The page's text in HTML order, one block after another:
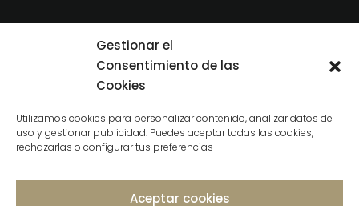
Gestionar el
Consentimiento de las
Cookies
Utilizamos cookies para personalizar contenido, analizar datos de
uso y gestionar publicidad. Puedes aceptar todas las cookies,
rechazarlas o configurar tus preferencias
Aceptar cookies
Aviso Legal
Política de Cookies
Política de Privacidad
derechos reservados.